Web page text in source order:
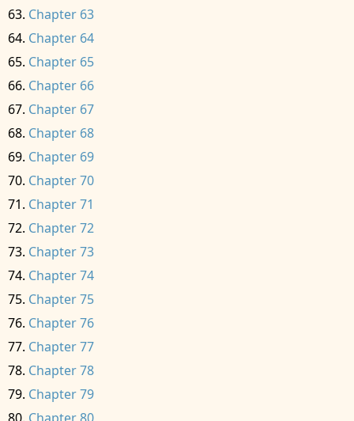
Chapter 63
Chapter 64
Chapter 65
Chapter 66
Chapter 67
Chapter 68
Chapter 69
Chapter 70
Chapter 71
Chapter 72
Chapter 73
Chapter 74
Chapter 75
Chapter 76
Chapter 77
Chapter 78
Chapter 79